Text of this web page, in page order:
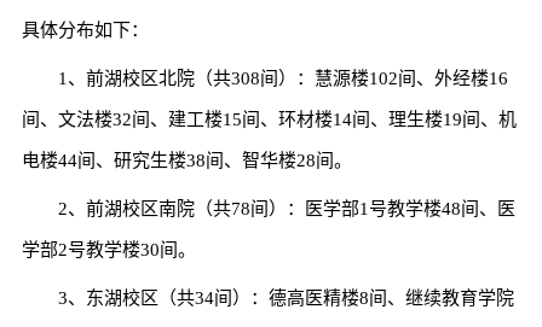
具体分布如下：
1、前湖校区北院（共308间）：慧源楼102间、外经楼16
间、文法楼32间、建工楼15间、环材楼14间、理生楼19间、机
电楼44间、研究生楼38间、智华楼28间。
2、前湖校区南院（共78间）：医学部1号教学楼48间、医
学部2号教学楼30间。
3、东湖校区（共34间）：德高医精楼8间、继续教育学院